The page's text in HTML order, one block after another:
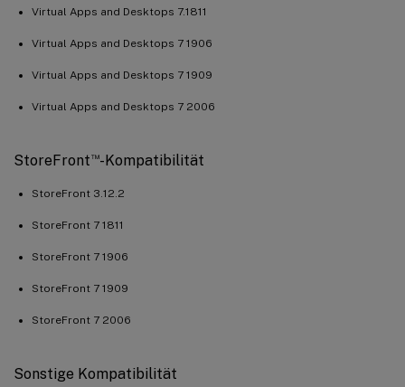
Virtual Apps and Desktops 7.1811
Virtual Apps and Desktops 7 1906
Virtual Apps and Desktops 7 1909
Virtual Apps and Desktops 7 2006
StoreFront™-Kompatibilität
StoreFront 3.12.2
StoreFront 7 1811
StoreFront 7 1906
StoreFront 7 1909
StoreFront 7 2006
Sonstige Kompatibilität